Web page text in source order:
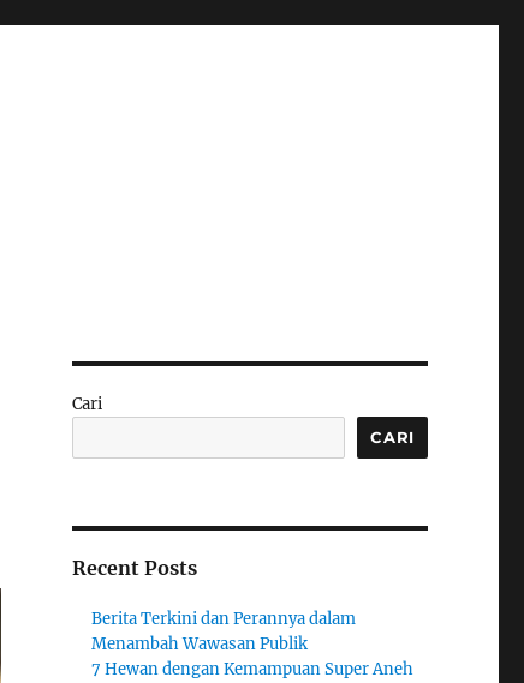
Cari
CARI
Recent Posts
Berita Terkini dan Perannya dalam
Menambah Wawasan Publik
7 Hewan dengan Kemampuan Super Aneh